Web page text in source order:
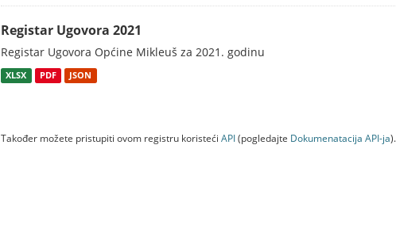
Registar Ugovora 2021
Registar Ugovora Općine Mikleuš za 2021. godinu
XLSX PDF JSON
Također možete pristupiti ovom registru koristeći API(pogledajte Dokumenаtаcijа API-jа).